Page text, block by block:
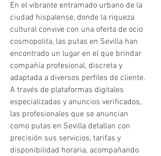
En el vibrante entramado urbano de la
ciudad hispalense, donde la riqueza
cultural convive con una oferta de ocio
cosmopolita, las putas en Sevilla han
encontrado un lugar en el que brindar
compañía profesional, discreta y
adaptada a diversos perfiles de cliente.
A través de plataformas digitales
especializadas y anuncios verificados,
las profesionales que se anuncian
como putas en Sevilla detallan con
precisión sus servicios, tarifas y
disponibilidad horaria, acompañando